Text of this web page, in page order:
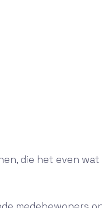
die het even